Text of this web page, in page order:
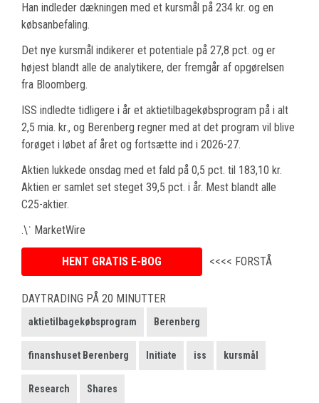
Han indleder dækningen med et kursmål på 234 kr. og en
købsanbefaling.
Det nye kursmål indikerer et potentiale på 27,8 pct. og er
højest blandt alle de analytikere, der fremgår af opgørelsen
fra Bloomberg.
ISS indledte tidligere i år et aktietilbagekøbsprogram på i alt
2,5 mia. kr., og Berenberg regner med at det program vil blive
forøget i løbet af året og fortsætte ind i 2026-27.
Aktien lukkede onsdag med et fald på 0,5 pct. til 183,10 kr.
Aktien er samlet set steget 39,5 pct. i år. Mest blandt alle
C25-aktier.
.\˙ MarketWire
HENT GRATIS E-BOG <<<< FORSTÅ
DAYTRADING PÅ 20 MINUTTER
aktietilbagekøbsprogram Berenberg
finanshuset Berenberg Initiate iss kursmål
Research Shares